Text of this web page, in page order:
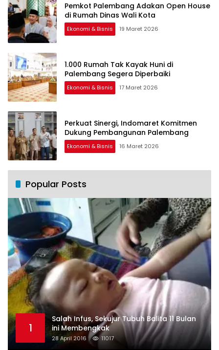
Pemkot Palembang Adakan Open House
di Rumah Dinas Wali Kota
Ekonomi & Bisnis 19 Maret 2026
1.000 Rumah Tak Kayak Huni di
Palembang Segera Diperbaiki
Ekonomi & Bisnis 17 Maret 2026
Perkuat Sinergi, Indomaret Komitmen
Dukung Pembangunan Palembang
Ekonomi & Bisnis 16 Maret 2026
Popular Posts
1
Salah Infus, Sekujur Tubuh Balita 11 Bulan
ini Membengkak
28 April 2016 11017